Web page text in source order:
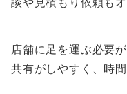
店舗に足を運ぶ必要
共有がしやすく、時